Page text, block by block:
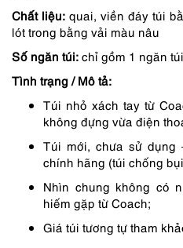
Chất liệu:quai, viền đáy túi
lót trong bằng vải màu nâu
Số ngăn túi: chỉ gồm 1 ngăn túi
Tình trạng / Mô tả:
Túi nhỏ xách tay từ
không đựng vừa điện
Túi mới, chưa sử dụng
chính hãng (túi chống
Nhìn chung không có
hiếm gặp từ Coach;
Giá túi tương tự tham